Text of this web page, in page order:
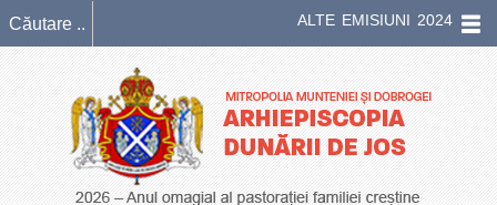
ALTE EMISIUNI 2024